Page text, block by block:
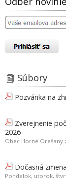
Súbory
Pozvánka na
Zverejnenie
2026
Obec Horné Orešany
Dočasná
Pondelok, utorok,